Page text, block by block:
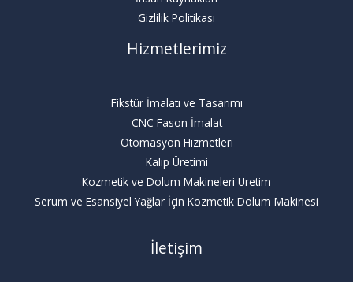
Gizlilik Politikası
Hizmetlerimiz
Fikstür İmalatı ve Tasarımı
CNC Fason İmalat
Otomasyon Hizmetleri
Kalıp Üretimi
Kozmetik ve Dolum Makineleri Üretim
Serum ve Esansiyel Yağlar İçin Kozmetik Dolum Makinesi
İletişim